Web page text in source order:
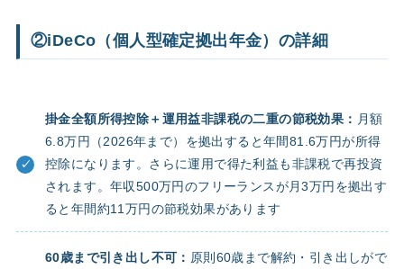
②iDeCo（個人型確定拠出年金）の詳細
掛金全額所得控除＋運用益非課税の二重の節税効果： 月額
6.8万円（2026年まで）を拠出すると年間81.6万円が所得
控除になります。さらに運用で得た利益も非課税で再投資
されます。年収500万円のフリーランスが月3万円を拠出す
ると年間約11万円の節税効果があります
60歳まで引き出し不可： 原則60歳まで解約・引き出しがで